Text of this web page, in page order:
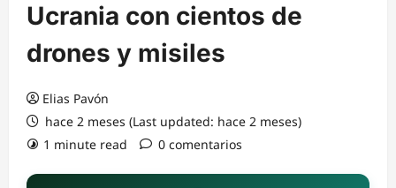
Ucrania con cientos de
drones y misiles
Elias Pavón
hace 2 meses (Last updated: hace 2 meses)
1 minute read
0 comentarios